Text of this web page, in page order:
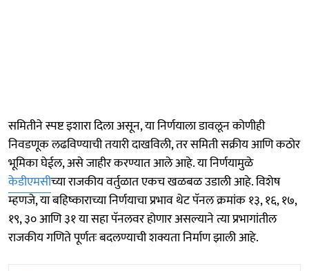
समितीने स्पष्ट इशारा दिला असून, या निर्णयाला डावलून कोणीही
निवडणूक लढविण्याची तयारी दाखविली, तर समिती सक्रीय आणि कठोर
भूमिका घेईल, असे जाहीर करण्यात आले आहे. या निर्णयामुळे
केडीएमसीच्या राजकीय वर्तुळात एकच खळबळ उडाली आहे. विशेष
म्हणजे, या बहिष्काराच्या निर्णयाचा प्रभाव थेट पॅनल क्रमांक १३, १६, १७,
१९, ३० आणि ३१ या सहा पॅनलवर होणार असल्याने त्या प्रभागांतील
राजकीय गणिते पूर्णतः बदलण्याची शक्यता निर्माण झाली आहे.